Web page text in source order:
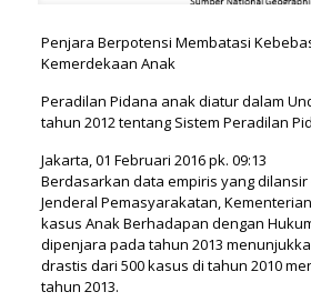
Penjara Berpotensi Membatasi
Kemerdekaan Anak
Peradilan Pidana anak diatur dalam
tahun 2012 tentang Sistem Peradilan
Jakarta, 01 Februari 2016 pk. 09:13
Berdasarkan data empiris yang
Jenderal Pemasyarakatan,
kasus Anak Berhadapan dengan
dipenjara pada tahun 2013
drastis dari 500 kasus di tahun 2010
tahun 2013.